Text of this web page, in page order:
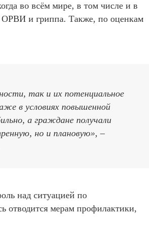
во всём мире, в том числе и в
ОРВИ и гриппа. Также, по оценкам
так и их потенциальное
в условиях повышенной
а граждане получали
но и плановую», –
над ситуацией по
отводится мерам профилактики,